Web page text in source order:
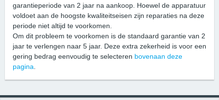
garantieperiode van 2 jaar na aankoop. Hoewel de apparatuur
voldoet aan de hoogste kwaliteitseisen zijn reparaties na deze
periode niet altijd te voorkomen.
Om dit probleem te voorkomen is de standaard garantie van 2
jaar te verlengen naar 5 jaar. Deze extra zekerheid is voor een
gering bedrag eenvoudig te selecteren bovenaan deze
pagina.